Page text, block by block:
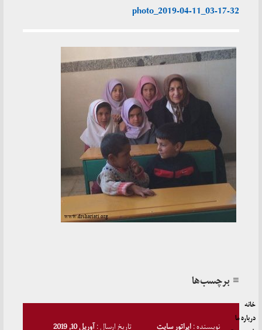
photo_2019-04-11_03-17-32
≡ برچسب‌ها
نویسنده :اپراتور سایت تاریخ ارسال :آوریل 10, 2019
خانه
درباره ما